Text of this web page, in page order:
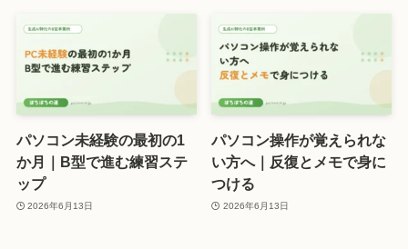
パソコン未経験の最初の1
か月｜B型で進む練習ステ
ップ
2026年6月13日
パソコン操作が覚えられな
い方へ｜反復とメモで身に
つける
2026年6月13日